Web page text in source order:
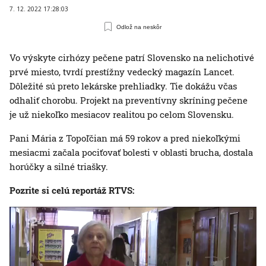
7. 12. 2022 17:28:03
Odlož na neskôr
Vo výskyte cirhózy pečene patrí Slovensko na nelichotivé
prvé miesto, tvrdí prestížny vedecký magazín Lancet.
Dôležité sú preto lekárske prehliadky. Tie dokážu včas
odhaliť chorobu. Projekt na preventívny skríning pečene
je už niekoľko mesiacov realitou po celom Slovensku.
Pani Mária z Topoľčian má 59 rokov a pred niekoľkými
mesiacmi začala pociťovať bolesti v oblasti brucha, dostala
horúčky a silné triašky.
Pozrite si celú reportáž RTVS: